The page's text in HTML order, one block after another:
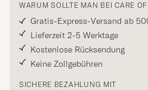
WARUM SOLLTE MAN BEI CARE
Gratis-Express-Versand ab
Lieferzeit 2-5 Werktage
Kostenlose Rücksendung
Keine Zollgebühren
SICHERE BEZAHLUNG MIT